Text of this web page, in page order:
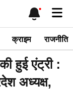
क्राइम राजनीति
हुई एंट्री :
अध्यक्ष,